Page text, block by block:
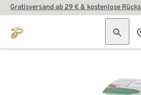
Gratisversand ab 29 € & kostenlose